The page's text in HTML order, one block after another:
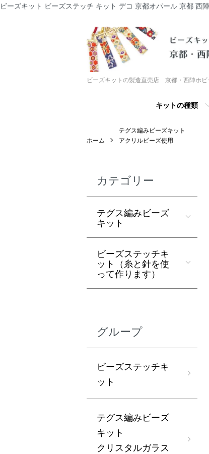
ビーズキット ビーズステッチ キット デコ 京都オパール 京都 西
ビーズキットの製造直売店 京都・西陣ホビ
キットの種類
ホーム
テグス編みビーズキット
アクリルビーズ使用
カテゴリー
テグス編みビーズ
キット
ビーズステッチキ
ット（糸と針を使
って作ります）
グループ
ビーズステッチキ
ット
テグス編みビーズ
キット
クリスタルガラス